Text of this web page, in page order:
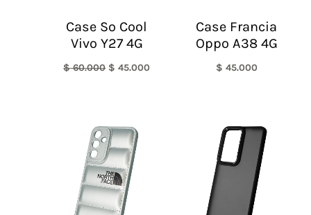
Case So Cool
Vivo Y27 4G
$60.000 $ 45.000
Case Francia
Oppo A38 4G
$ 45.000